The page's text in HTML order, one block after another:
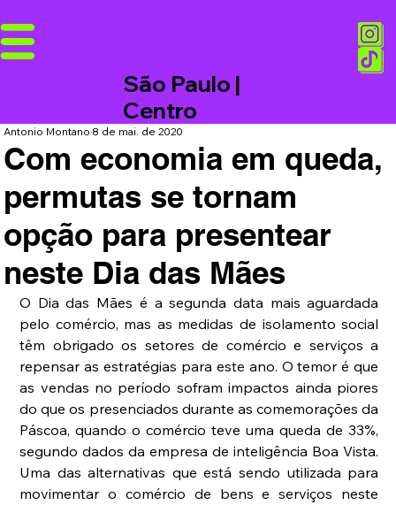
São Paulo |
Centro
Com economia em queda,
permutas se tornam
opção para presentear
neste Dia das Mães
Antonio Montano8 de mai. de 2020
O Dia das Mães é a segunda data mais aguardada
pelo comércio, mas as medidas de isolamento social
têm obrigado os setores de comércio e serviços a
repensar as estratégias para este ano. O temor é que
as vendas no período sofram impactos ainda piores
do que os presenciados durante as comemorações da
Páscoa, quando o comércio teve uma queda de 33%,
segundo dados da empresa de inteligência Boa Vista.
Uma das alternativas que está sendo utilizada para
movimentar o comércio de bens e serviços neste